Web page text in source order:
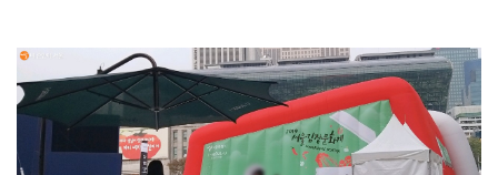
털
L
복
사
하
기
게
변
경
하
기
게
변
경
하
기